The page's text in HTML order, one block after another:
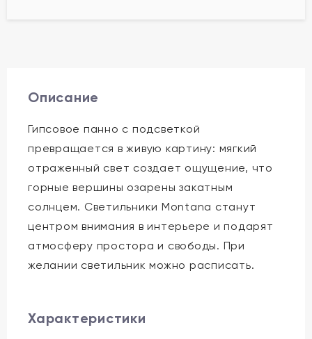
Описание
Гипсовое панно с подсветкой
превращается в живую картину: мягкий
отраженный свет создает ощущение, что
горные вершины озарены закатным
солнцем. Светильники Montana станут
центром внимания в интерьере и подарят
атмосферу простора и свободы. При
желании светильник можно расписать.
Характеристики